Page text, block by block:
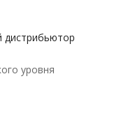
дистрибьютор
уровня